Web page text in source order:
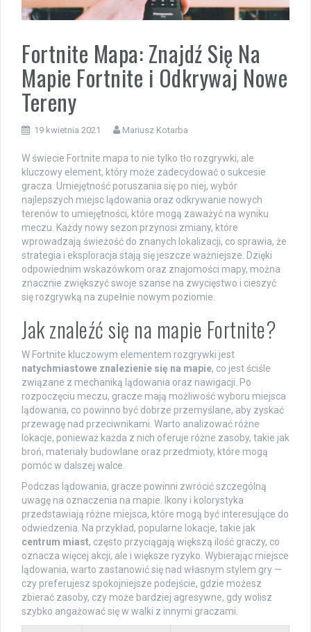
Fortnite Mapa: Znajdź Się Na
Mapie Fortnite i Odkrywaj Nowe
Tereny
19 kwietnia 2021 Mariusz Kotarba
W świecie Fortnite mapa to nie tylko tło rozgrywki, ale
kluczowy element, który może zadecydować o sukcesie
gracza. Umiejętność poruszania się po niej, wybór
najlepszych miejsc lądowania oraz odkrywanie nowych
terenów to umiejętności, które mogą zaważyć na wyniku
meczu. Każdy nowy sezon przynosi zmiany, które
wprowadzają świeżość do znanych lokalizacji, co sprawia, że
strategia i eksploracja stają się jeszcze ważniejsze. Dzięki
odpowiednim wskazówkom oraz znajomości mapy, można
znacznie zwiększyć swoje szanse na zwycięstwo i cieszyć
się rozgrywką na zupełnie nowym poziomie.
Jak znaleźć się na mapie Fortnite?
W Fortnite kluczowym elementem rozgrywki jest
natychmiastowe znalezienie się na mapie, co jest ściśle
związane z mechaniką lądowania oraz nawigacji. Po
rozpoczęciu meczu, gracze mają możliwość wyboru miejsca
lądowania, co powinno być dobrze przemyślane, aby zyskać
przewagę nad przeciwnikami. Warto analizować różne
lokacje, ponieważ każda z nich oferuje różne zasoby, takie jak
broń, materiały budowlane oraz przedmioty, które mogą
pomóc w dalszej walce.
Podczas lądowania, gracze powinni zwrócić szczególną
uwagę na oznaczenia na mapie. Ikony i kolorystyka
przedstawiają różne miejsca, które mogą być interesujące do
odwiedzenia. Na przykład, popularne lokacje, takie jak
centrum miast, często przyciągają większą ilość graczy, co
oznacza więcej akcji, ale i większe ryzyko. Wybierając miejsce
lądowania, warto zastanowić się nad własnym stylem gry —
czy preferujesz spokojniejsze podejście, gdzie możesz
zbierać zasoby, czy może bardziej agresywne, gdy wolisz
szybko angażować się w walki z innymi graczami.